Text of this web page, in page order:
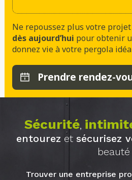
Ne repoussez plus votre projet
dès aujourd’hui pour obtenir
donnez vie à votre pergola
Prendre rendez-
Sécurité,
entourez et sécurisez
beauté
Trouver une entreprise